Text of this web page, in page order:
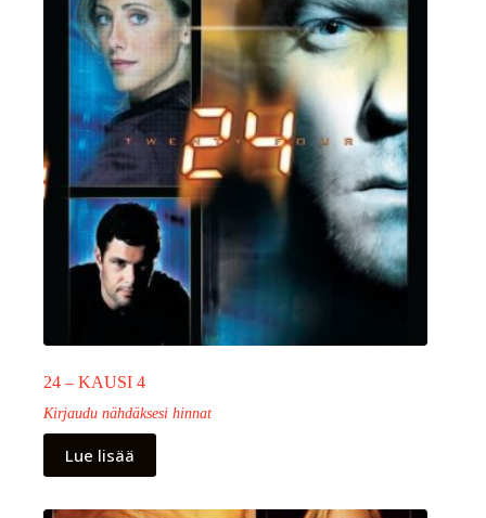
24 – KAUSI 4
Kirjaudu nähdäksesi hinnat
Lue lisää